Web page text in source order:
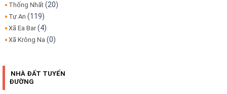
Thống Nhất (20)
Tự An (119)
Xã Ea Bar(4)
Xã Krông Na (0)
NHÀ ĐẤT TUYẾN
ĐƯỜNG